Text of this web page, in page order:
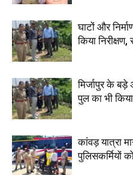
घाटों और
किया
मिर्जापुर के बड़े
पुल का भी किया
कांवड़ यात्रा
पुलिसकर्मियों